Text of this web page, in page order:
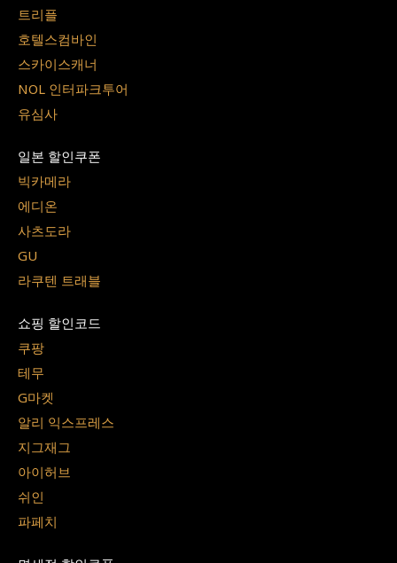
트리플
호텔스컴바인
스카이스캐너
NOL 인터파크투어
유심사
일본 할인쿠폰
빅카메라
에디온
사츠도라
GU
라쿠텐 트래블
쇼핑 할인코드
쿠팡
테무
G마켓
알리 익스프레스
지그재그
아이허브
쉬인
파페치